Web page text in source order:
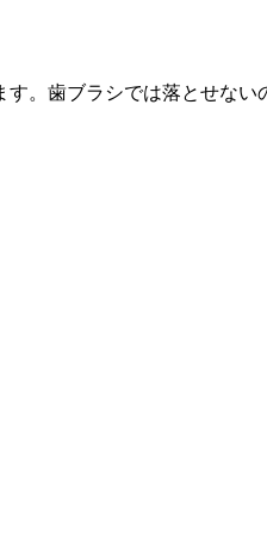
。歯ブラシでは落とせな